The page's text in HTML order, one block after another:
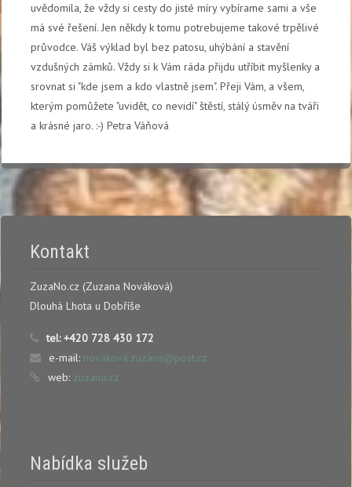
uvědomila, že vždy si cesty do jisté míry vybírame sami a vše
má své řešení. Jen někdy k tomu potrebujeme takové trpělivé
průvodce. Váš výklad byl bez patosu, uhýbání a stavění
vzdušných zámků. Vždy si k Vám ráda přijdu utříbit myšlenky a
srovnat si "kde jsem a kdo vlastně jsem". Přeji Vám, a všem,
kterým pomůžete "uvidět, co nevidí" štěstí, stálý úsměv na tváři
a krásné jaro. :-) Petra Váňová
Kontakt
ZuzaNo.cz (Zuzana Nováková)
Dlouhá Lhota u Dobříše
tel:+420 728 430 172
e-mail: novakova.zuzana@post.cz
web: zuzano.cz
Nabídka služeb